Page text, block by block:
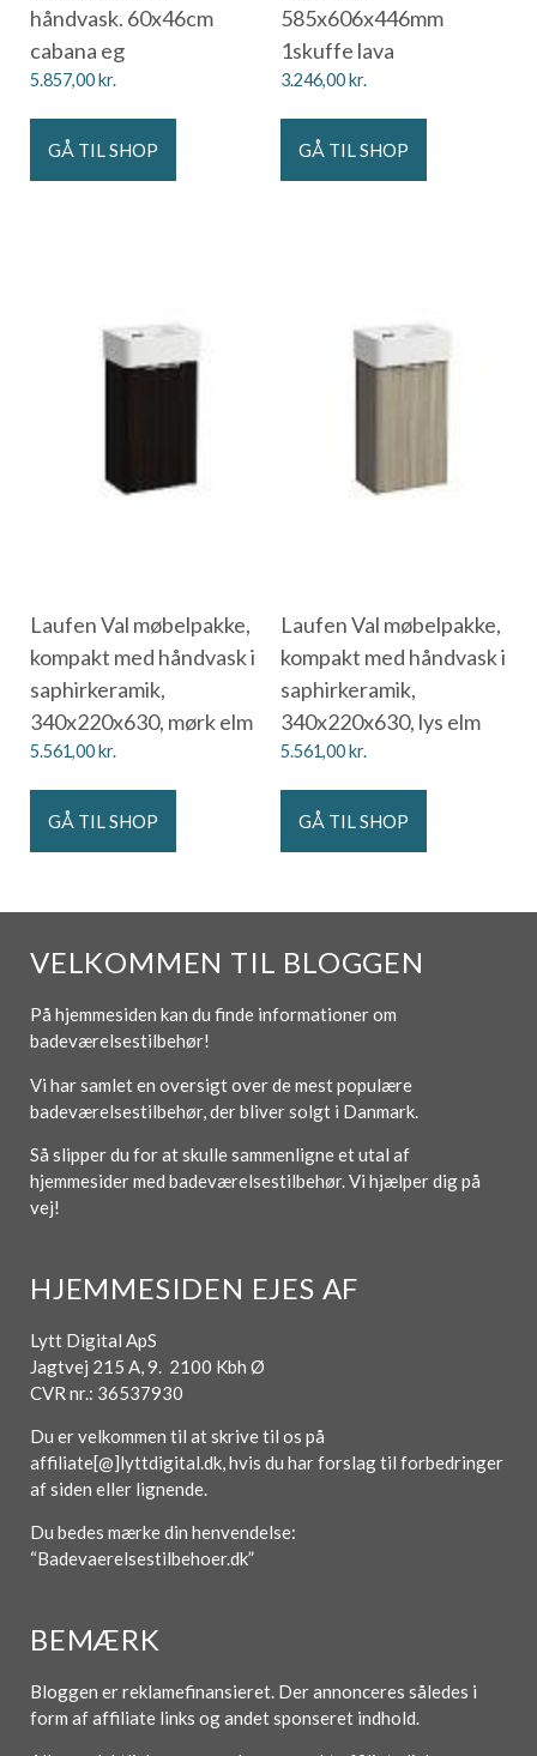
håndvask. 60x46cm
cabana eg
5.857,00kr.
GÅ TIL SHOP
585x606x446mm
1skuffe lava
3.246,00kr.
GÅ TIL SHOP
Laufen Val møbelpakke,
kompakt med håndvask i
saphirkeramik,
340x220x630, mørk elm
5.561,00kr.
GÅ TIL SHOP
Laufen Val møbelpakke,
kompakt med håndvask i
saphirkeramik,
340x220x630, lys elm
5.561,00kr.
GÅ TIL SHOP
VELKOMMEN TIL BLOGGEN
På hjemmesiden kan du finde informationer om
badeværelsestilbehør!
Vi har samlet en oversigt over de mest populære
badeværelsestilbehør, der bliver solgt i Danmark.
Så slipper du for at skulle sammenligne et utal af
hjemmesider med badeværelsestilbehør. Vi hjælper dig på
vej!
HJEMMESIDEN EJES AF
Lytt Digital ApS
Jagtvej 215 A, 9. 2100 Kbh Ø
CVR nr.: 36537930
Du er velkommen til at skrive til os på
affiliate[@]lyttdigital.dk, hvis du har forslag til forbedringer
af siden eller lignende.
Du bedes mærke din henvendelse:
“Badevaerelsestilbehoer.dk”
BEMÆRK
Bloggen er reklamefinansieret. Der annonceres således i
form af affiliate links og andet sponseret indhold.